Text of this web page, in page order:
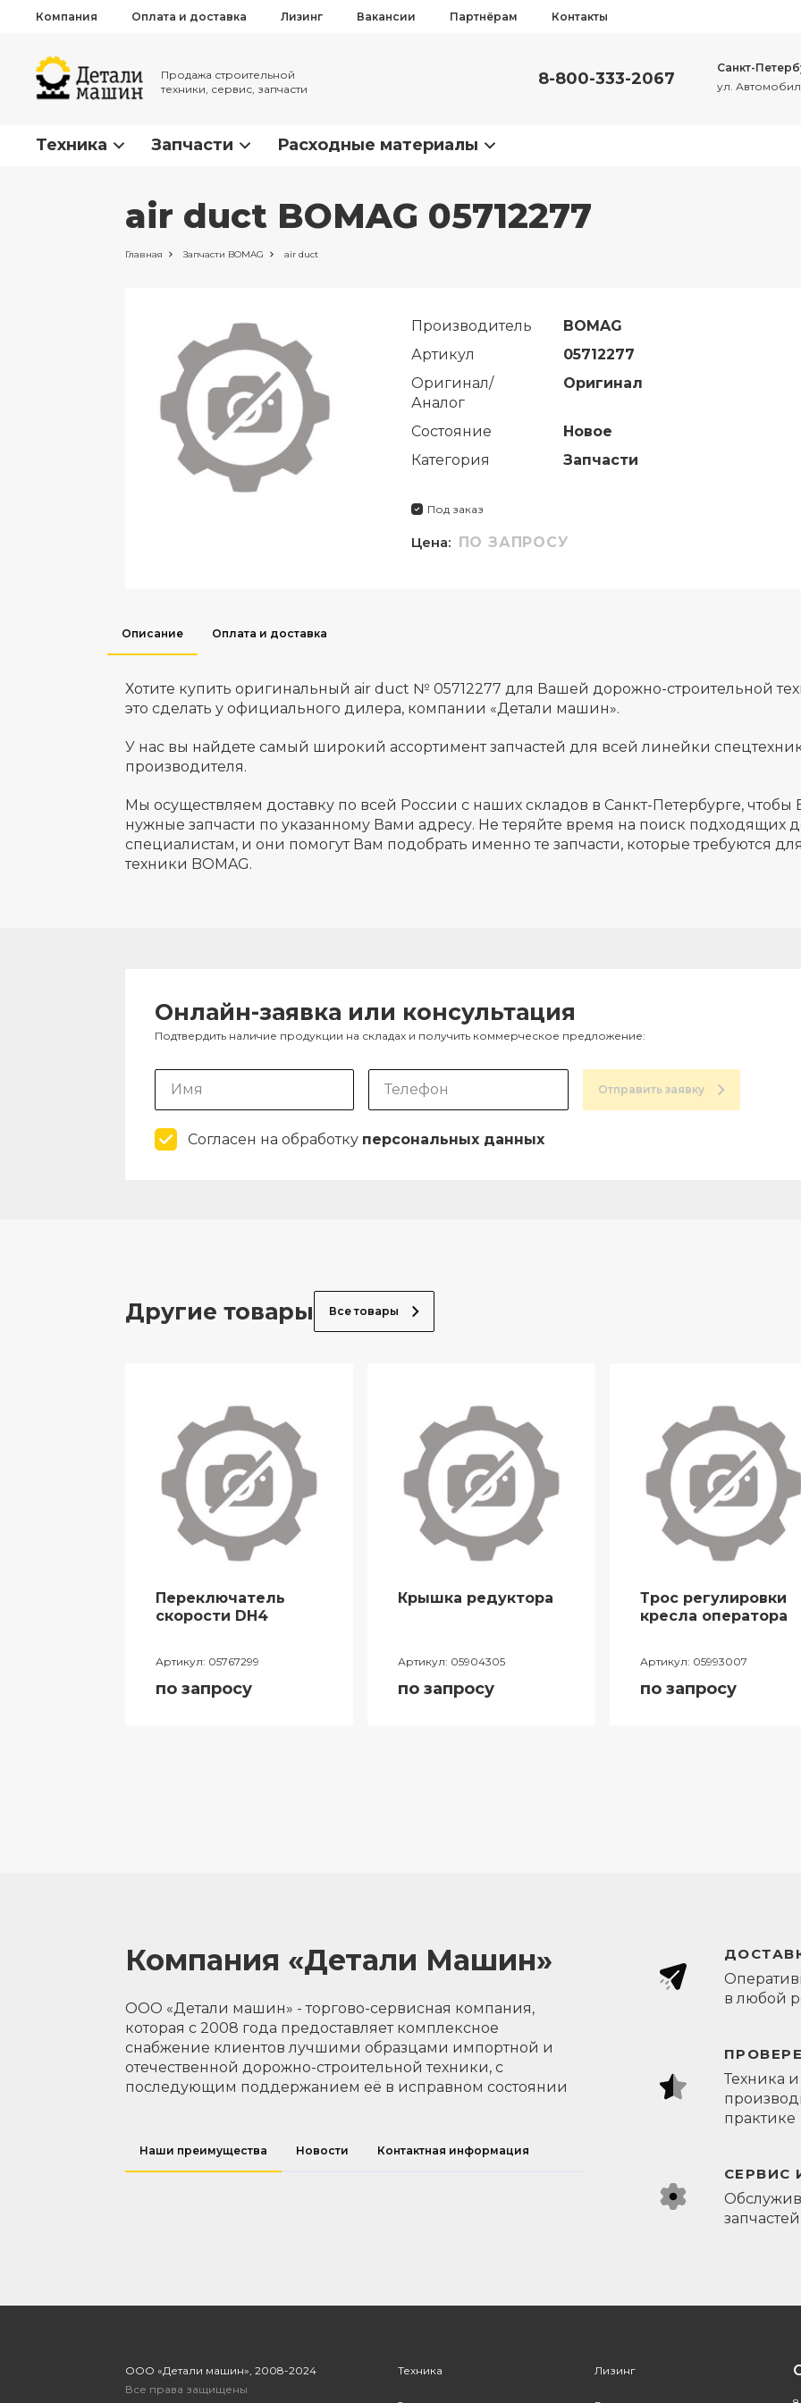
Компания Оплата и доставка Лизинг Вакансии Партнёрам Контакты
Продажа строительной
техники, сервис, запчасти
8-800-333-2067
Санкт-
ул.
Техника Запчасти Расходные материалы
air duct BOMAG 05712277
Главная Запчасти BOMAG air duct
Производитель
BOMAG
Артикул
05712277
Оригинал/
Аналог
Оригинал
Состояние
Новое
Категория
Запчасти
Под заказ
Цена: ПО ЗАПРОСУ
Описание Оплата и доставка
Хотите купить оригинальный air duct № 05712277 для Вашей дорожно-строительной
это сделать у официального дилера, компании «Детали машин».
У нас вы найдете самый широкий ассортимент запчастей для всей линейки
производителя.
Мы осуществляем доставку по всей России с наших складов в Санкт-Петербурге, чтобы
нужные запчасти по указанному Вами адресу. Не теряйте время на поиск подходящих
специалистам, и они помогут Вам подобрать именно те запчасти, которые требуются
техники BOMAG.
Онлайн-заявка или консультация
Подтвердить наличие продукции на складах и получить коммерческое предложение:
Отправить заявку
Согласен на обработку персональных данных
Другие товары Все товары
Переключатель
скорости DH4
Артикул: 05767299
по запросу
Крышка редуктора
Артикул: 05904305
по запросу
Трос регулировки
кресла оператора
Артикул: 05993007
по запросу
Компания «Детали Машин»
ООО «Детали машин» - торгово-сервисная компания,
которая с 2008 года предоставляет комплексное
снабжение клиентов лучшими образцами импортной и
отечественной дорожно-строительной техники, с
последующим поддержанием её в исправном состоянии
Наши преимущества Новости Контактная информация
в любой
Техника
практике
СЕРВИС
ООО «Детали машин», 2008-2024
Все права защищены
Техника Лизинг